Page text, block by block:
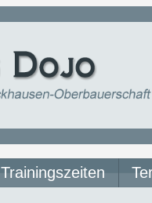
Trainingszeiten